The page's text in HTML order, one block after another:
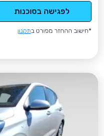
לפגישה בסוכנות
*חישוב ההחזר מפורט בתקנון